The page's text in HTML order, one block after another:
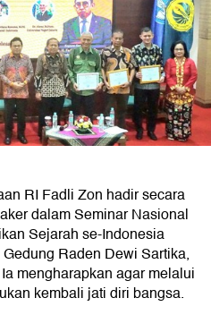
RI Fadli Zon hadir secara
dalam Seminar Nasional
Sejarah se-Indonesia
Raden Dewi Sartika,
mengharapkan agar melalui
kembali jati diri bangsa.